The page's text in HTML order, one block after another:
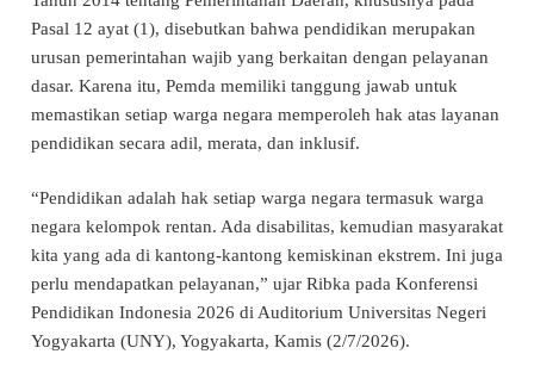
Pasal 12 ayat (1), disebutkan bahwa pendidikan merupakan
urusan pemerintahan wajib yang berkaitan dengan pelayanan
dasar. Karena itu, Pemda memiliki tanggung jawab untuk
memastikan setiap warga negara memperoleh hak atas layanan
pendidikan secara adil, merata, dan inklusif.
“Pendidikan adalah hak setiap warga negara termasuk warga
negara kelompok rentan. Ada disabilitas, kemudian masyarakat
kita yang ada di kantong-kantong kemiskinan ekstrem. Ini juga
perlu mendapatkan pelayanan,” ujar Ribka pada Konferensi
Pendidikan Indonesia 2026 di Auditorium Universitas Negeri
Yogyakarta (UNY), Yogyakarta, Kamis (2/7/2026).